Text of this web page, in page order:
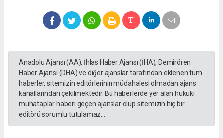
Anadolu Ajansı (AA), İhlas Haber Ajansı (İHA), Demirören
Haber Ajansı (DHA) ve diğer ajanslar tarafından eklenen tüm
haberler, sitemizin editörlerinin müdahalesi olmadan ajans
kanallarından çekilmektedir. Bu haberlerde yer alan hukuki
muhataplar haberi geçen ajanslar olup sitemizin hiç bir
editörü sorumlu tutulamaz...